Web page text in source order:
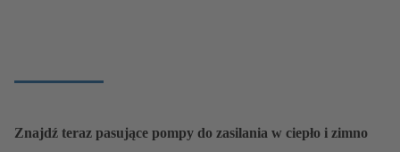
Znajdź teraz pasujące pompy do zasilania w ciepło i zimno